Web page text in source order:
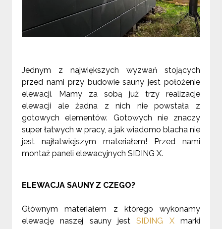
Jednym z największych wyzwań stojących
przed nami przy budowie sauny jest położenie
elewacji. Mamy za sobą już trzy realizacje
elewacji ale żadna z nich nie powstała z
gotowych elementów. Gotowych nie znaczy
super łatwych w pracy, a jak wiadomo blacha nie
jest najłatwiejszym materiałem! Przed nami
montaż paneli elewacyjnych SIDING X.
ELEWACJA SAUNY Z CZEGO?
Głównym materiałem z którego wykonamy
elewację naszej sauny jestSIDING Xmarki